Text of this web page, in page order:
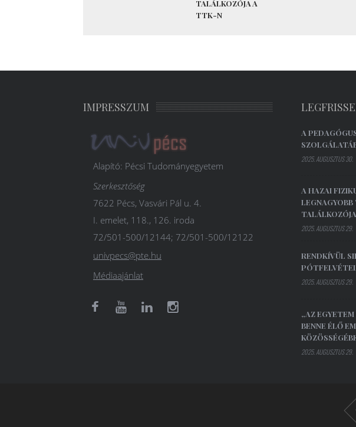
TALÁLKOZÓJA A
TTK-N
IMPRESSZUM
Alapító: Pécsi Tudományegyetem
Szerkesztőség
7622 Pécs, Vasvári Pál u. 4.
I. emelet, 118., 126. iroda
72/501-500/12144; 72/501-500/12122
univpecs@pte.hu
Médiaajánlat
A
2025. AUGUSZTUS 30.
A HAZAI
2025. AUGUSZTUS 29.
RENDKÍVÜL
2025. AUGUSZTUS 29.
„AZ EGYETEM
BENNE ÉLŐ
2025. AUGUSZTUS 29.